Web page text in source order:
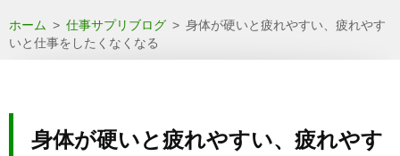
ホーム > 仕事サプリブログ > 身体が硬いと疲れやすい、疲れやす
いと仕事をしたくなくなる
身体が硬いと疲れやすい、疲れやす